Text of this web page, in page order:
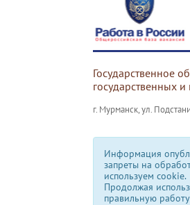
Государственное
государственных
г. Мурманск, ул.
Информация
запреты на
используем сookie.
Продолжая
правильную